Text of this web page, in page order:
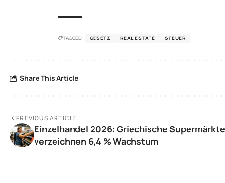
TAGGED: GESETZ REAL ESTATE STEUER
Share This Article
PREVIOUS ARTICLE
Einzelhandel 2026: Griechische Supermärkte
verzeichnen 6,4 % Wachstum